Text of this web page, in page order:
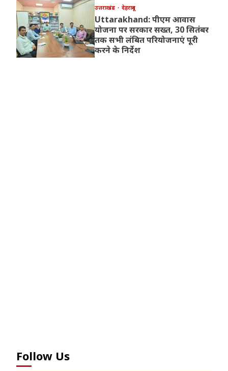
उत्तराखंड देहरादून
Uttarakhand: पीएम आवास
योजना पर सरकार सख्त, 30 सितंबर
तक सभी लंबित परियोजनाएं पूरी
करने के निर्देश
Follow Us